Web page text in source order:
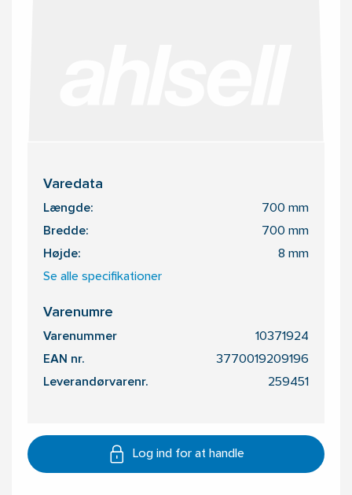
Varedata
Længde: 700 mm
Bredde: 700 mm
Højde: 8 mm
Se alle specifikationer
Varenumre
Varenummer 10371924
EAN nr. 3770019209196
Leverandørvarenr. 259451
Log ind for at handle